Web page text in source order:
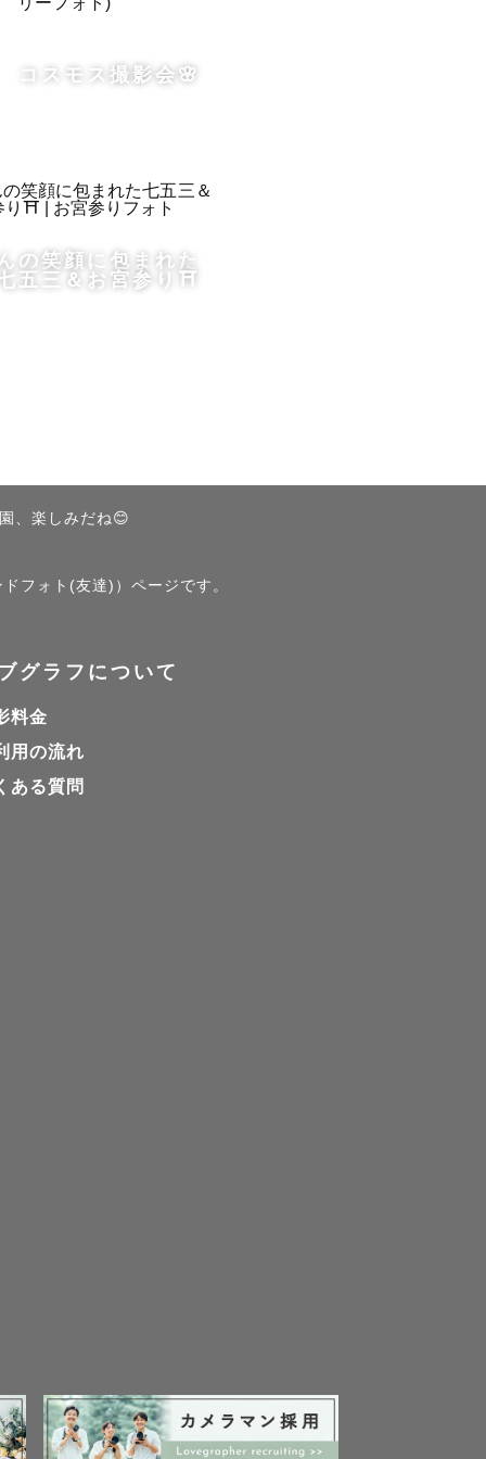
てくれる
返せばす
伝えくだ
コスモス撮影会🌸
の笑顔に包まれた
五三＆お宮参り⛩️
、楽しみだね😊
フォト(友達)）ページです。
グラフについて
料金
用の流れ
ある質問